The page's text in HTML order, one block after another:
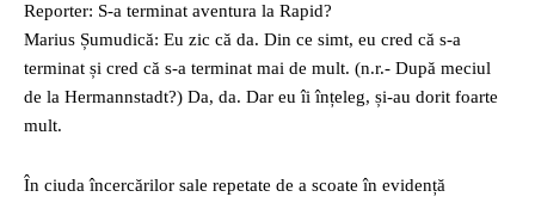
Reporter: S-a terminat aventura la Rapid?
Marius Șumudică: Eu zic că da. Din ce simt, eu cred că s-a
terminat și cred că s-a terminat mai de mult. (n.r.- După meciul
de la Hermannstadt?) Da, da. Dar eu îi înțeleg, și-au dorit foarte
mult.
În ciuda încercărilor sale repetate de a scoate în evidență